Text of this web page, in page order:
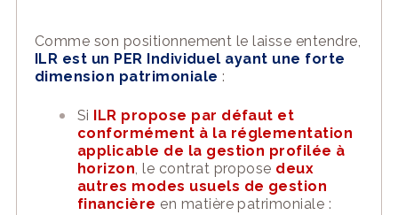
Comme son positionnement le laisse entendre,
ILR est un PER Individuel ayant une forte
dimension patrimoniale :
Si ILR propose par défaut et
conformément à la réglementation
applicable de la gestion profilée à
horizon , le contrat propose deux
autres modes usuels de gestion
financière en matière patrimoniale :